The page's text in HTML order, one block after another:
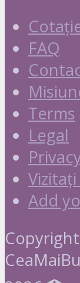
FAQ
Terms
Legal
Add